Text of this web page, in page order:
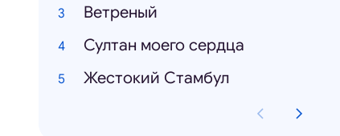
Ветреный
Султан моего сердца
Жестокий Стамбул